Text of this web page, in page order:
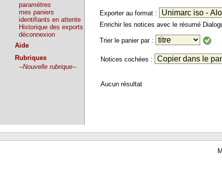
paramètres
mes paniers
identifiants en attente
Historique des exports
déconnexion
Aide
Rubriques
--Nouvelle rubrique--
Exporter au format :
Enrichir les notices avec le résumé
Trier le panier par :
Notices cochées :
Aucun résultat